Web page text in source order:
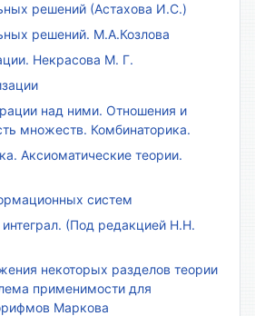
решений (Астахова И.С.)
решений. М.А.Козлова
Некрасова М. Г.
над ними. Отношения и
множеств. Комбинаторика.
Аксиоматические теории.
систем
(Под редакцией Н.Н.
некоторых разделов теории
применимости для
Маркова